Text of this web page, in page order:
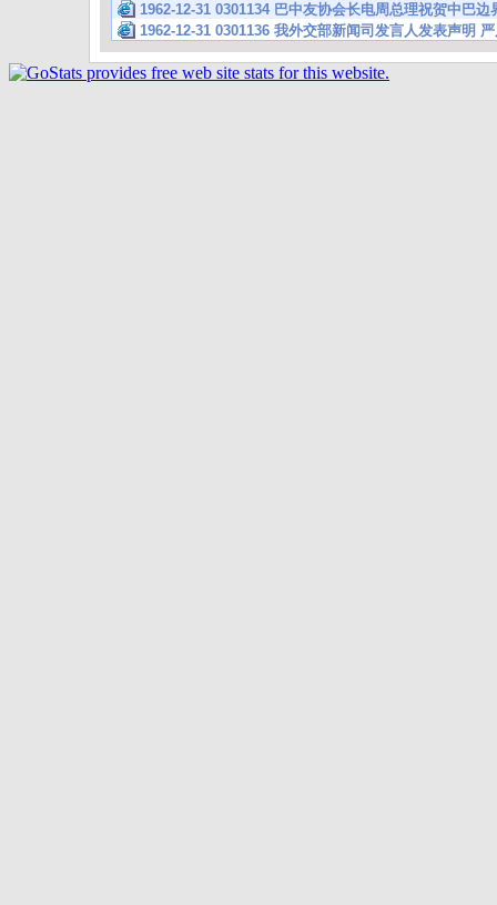
1962-12-31 0301134 巴中友协会长电周总理祝贺中巴
1962-12-31 0301136 我外交部新闻司发言人发表声明